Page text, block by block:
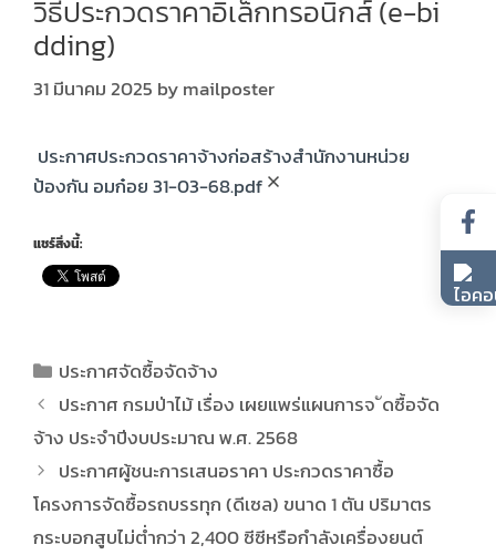
วิธีประกวดราคาอิเล็กทรอนิกส์ (e-bi
dding)
31 มีนาคม 2025 bymailposter
ประกาศประกวดราคาจ้างก่อสร้างสำนักงานหน่วย
ป้องกัน อมก๋อย 31-03-68.pdf
แชร์สิ่งนี้:
ประกาศจัดซื้อจัดจ้าง
ประกาศ กรมป่าไม้ เรื่อง เผยแพร่แผนการจ ัดซื้อจัด
จ้าง ประจำปีงบประมาณ พ.ศ. 2568
ประกาศผู้ชนะการเสนอราคา ประกวดราคาซื้อ
โครงการจัดซื้อรถบรรทุก (ดีเซล) ขนาด 1 ตัน ปริมาตร
กระบอกสูบไม่ต่ำกว่า 2,400 ซีซีหรือกำลังเครื่องยนต์